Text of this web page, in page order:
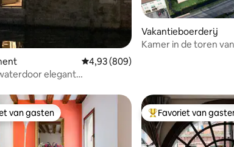
van 4,93 op 5, 573 recensies
Gemiddelde beoordeling van 4,93
4,93 (809)
elegant
Vakantieboerderij
Kamer in de toren
van gasten
van gasten Topfavoriet van
Favoriet van